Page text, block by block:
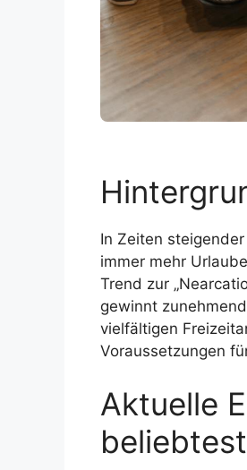
In Zeiten
immer mehr
Trend zur
gewinnt
vielfältigen
Voraussetzungen
Aktuelle